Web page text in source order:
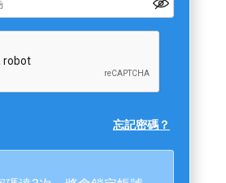
忘記密碼？